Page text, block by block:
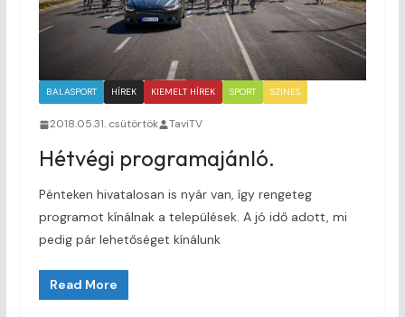
BALASPORT HÍREK KIEMELT HÍREK SPORT SZINES
2018.05.31. csütörtök TaviTV
Hétvégi programajánló.
Pénteken hivatalosan is nyár van, így rengeteg
programot kínálnak a települések. A jó idő adott, mi
pedig pár lehetőséget kínálunk
Read More